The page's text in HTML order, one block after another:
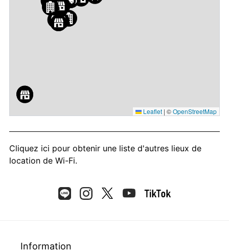
Leaflet | ©OpenStreetMap
Cliquez ici pour obtenir une liste d'autres lieux de
location de Wi-Fi.
Information